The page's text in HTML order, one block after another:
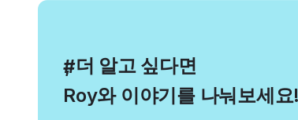
#
, 더 알고 싶다면
Roy와 이야기를 나눠보세요!